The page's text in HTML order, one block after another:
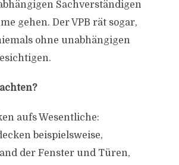
Sachverständigen
gehen. Der VPB rät sogar,
ohne unabhängigen
aufs Wesentliche:
beispielsweise,
der Fenster und Türen,